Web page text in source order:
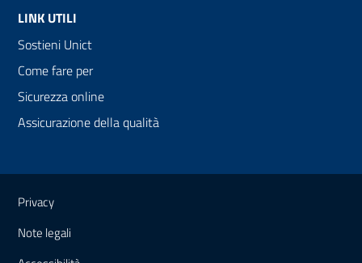
LINK UTILI
Sostieni Unict
Come fare per
Sicurezza online
Assicurazione della qualità
Link e informazioni utili
Privacy
Note legali